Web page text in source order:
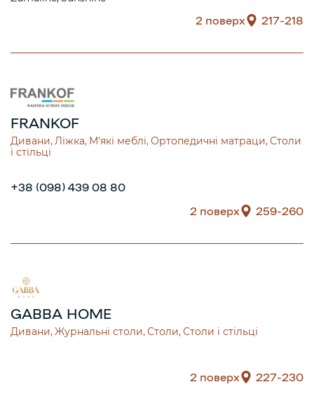
2 поверх 217-218
FRANKOF
Дивани Ліжка М'які меблі Ортопедичні матраци Столи
і стільці
+38 (098) 439 08 80
2 поверх
259-260
GABBA HOME
Дивани Журнальні столи Столи Столи і стільці
2 поверх 227-230